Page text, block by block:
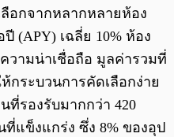
อกจากหลากหลายห้อง
(APY) เฉลี่ย 10% ห้อง
วามน่าเชื่อถือ มูลค่ารวมที่
กระบวนการคัดเลือกง่าย
ที่รองรับมากกว่า 420
ที่แข็งแกร่ง ซึ่ง 8% ของอุป